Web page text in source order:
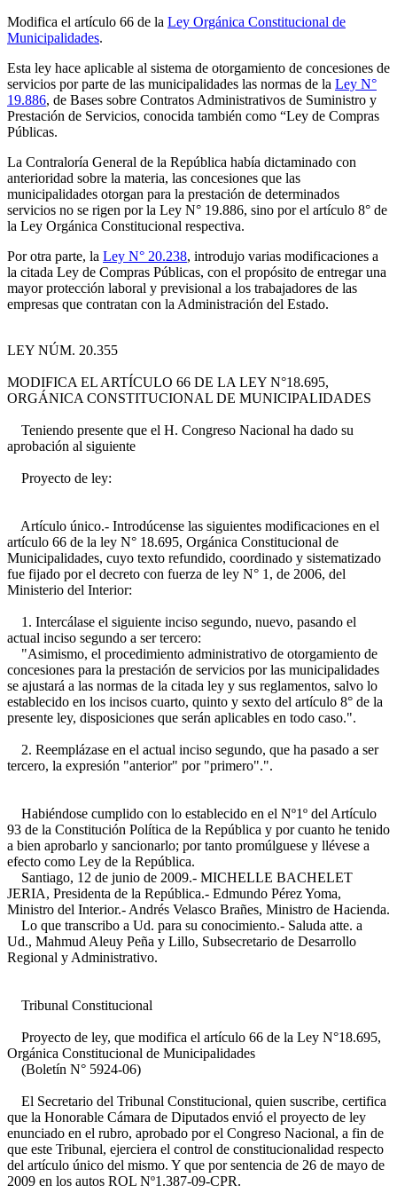
Modifica el artículo 66 de la Ley Orgánica Constitucional de
Municipalidades.
Esta ley hace aplicable al sistema de otorgamiento de concesiones de
servicios por parte de las municipalidades las normas de la Ley N°
19.886, de Bases sobre Contratos Administrativos de Suministro y
Prestación de Servicios, conocida también como “Ley de Compras
Públicas.
La Contraloría General de la República había dictaminado con
anterioridad sobre la materia, las concesiones que las
municipalidades otorgan para la prestación de determinados
servicios no se rigen por la Ley N° 19.886, sino por el artículo 8° de
la Ley Orgánica Constitucional respectiva.
Por otra parte, la Ley N° 20.238, introdujo varias modificaciones a
la citada Ley de Compras Públicas, con el propósito de entregar una
mayor protección laboral y previsional a los trabajadores de las
empresas que contratan con la Administración del Estado.
LEY NÚM. 20.355
MODIFICA EL ARTÍCULO 66 DE LA LEY N°18.695,
ORGÁNICA CONSTITUCIONAL DE MUNICIPALIDADES
Teniendo presente que el H. Congreso Nacional ha dado su
aprobación al siguiente
Proyecto de ley:
Artículo único.- Introdúcense las siguientes modificaciones en el
artículo 66 de la ley N° 18.695, Orgánica Constitucional de
Municipalidades, cuyo texto refundido, coordinado y sistematizado
fue fijado por el decreto con fuerza de ley N° 1, de 2006, del
Ministerio del Interior:
1. Intercálase el siguiente inciso segundo, nuevo, pasando el
actual inciso segundo a ser tercero:
"Asimismo, el procedimiento administrativo de otorgamiento de
concesiones para la prestación de servicios por las municipalidades
se ajustará a las normas de la citada ley y sus reglamentos, salvo lo
establecido en los incisos cuarto, quinto y sexto del artículo 8° de la
presente ley, disposiciones que serán aplicables en todo caso.".
2. Reemplázase en el actual inciso segundo, que ha pasado a ser
tercero, la expresión "anterior" por "primero".".
Habiéndose cumplido con lo establecido en el Nº1º del Artículo
93 de la Constitución Política de la República y por cuanto he tenido
a bien aprobarlo y sancionarlo; por tanto promúlguese y llévese a
efecto como Ley de la República.
Santiago, 12 de junio de 2009.- MICHELLE BACHELET
JERIA, Presidenta de la República.- Edmundo Pérez Yoma,
Ministro del Interior.- Andrés Velasco Brañes, Ministro de Hacienda.
Lo que transcribo a Ud. para su conocimiento.- Saluda atte. a
Ud., Mahmud Aleuy Peña y Lillo, Subsecretario de Desarrollo
Regional y Administrativo.
Tribunal Constitucional
Proyecto de ley, que modifica el artículo 66 de la Ley N°18.695,
Orgánica Constitucional de Municipalidades
(Boletín N° 5924-06)
El Secretario del Tribunal Constitucional, quien suscribe, certifica
que la Honorable Cámara de Diputados envió el proyecto de ley
enunciado en el rubro, aprobado por el Congreso Nacional, a fin de
que este Tribunal, ejerciera el control de constitucionalidad respecto
del artículo único del mismo. Y que por sentencia de 26 de mayo de
2009 en los autos ROL Nº1.387-09-CPR.